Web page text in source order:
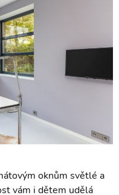
oknům světlé a
vám i dětem udělá